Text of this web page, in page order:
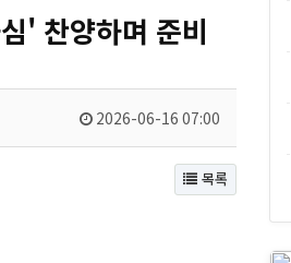
' 찬양하며 준비
2026-06-16 07:00
목록